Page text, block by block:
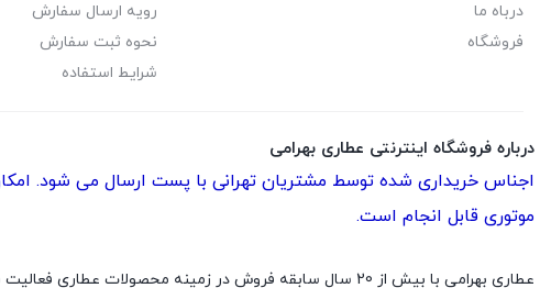
درباه ما
فروشگاه
رویه ارسال سفارش
نحوه ثبت سفارش
شرایط استفاده
درباره فروشگاه اینترنتی عطاری بهرامی
اجناس خریداری شده توسط مشتریان تهرانی با پست ارسال می شود.
موتوری قابل انجام است.
عطاری بهرامی با بیش از 20 سال سابقه فروش در زمینه